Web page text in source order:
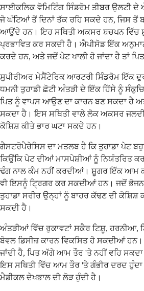
ਸਾਈਕਲਿਕ ਵੋਮਿਟਿੰਗ ਸਿੰਡਰੋਮ ਤੀਬਰ ਉਲਟੀ ਦੇ
ਜੋ ਘੰਟਿਆਂ ਤੋਂ ਦਿਨਾਂ ਤੱਕ ਰਹਿ ਸਕਦੇ ਹਨ, ਜਿਸ
ਆਉਂਦੇ ਹਨ। ਇਹ ਸਥਿਤੀ ਅਕਸਰ ਬਚਪਨ ਵਿੱਚ
ਪ੍ਰਭਾਵਿਤ ਕਰ ਸਕਦੀ ਹੈ। ਐਪੀਸੋਡ ਇੱਕ
ਕਰਦੇ ਹਨ, ਅਤੇ ਜਦੋਂ ਪੇਟ ਖਾਲੀ ਹੋ ਜਾਂਦਾ ਹੈ ਤਾਂ
ਸੁਪੀਰੀਅਰ ਮੇਸੈਂਟੇਰਿਕ ਆਰਟਰੀ ਸਿੰਡਰੋਮ ਇੱਕ
ਧਮਨੀ ਤੁਹਾਡੀ ਛੋਟੀ ਅੰਤੜੀ ਦੇ ਇੱਕ ਹਿੱਸੇ ਨੂੰ
ਪਿਤ ਨੂੰ ਵਾਪਸ ਆਉਣ ਦਾ ਕਾਰਨ ਬਣ ਸਕਦਾ ਹੈ
ਸਕਦਾ ਹੈ। ਇਸ ਸਥਿਤੀ ਵਾਲੇ ਲੋਕ ਅਕਸਰ
ਕੋਸ਼ਿਸ਼ ਕੀਤੇ ਭਾਰ ਘਟਾ ਸਕਦੇ ਹਨ।
ਗੈਸਟਰੋਪੈਰੇਸਿਸ ਦਾ ਮਤਲਬ ਹੈ ਕਿ ਤੁਹਾਡਾ ਪੇਟ
ਕਿਉਂਕਿ ਪੇਟ ਦੀਆਂ ਮਾਸਪੇਸ਼ੀਆਂ ਨੂੰ ਨਿਯੰਤਰਿਤ
ਢੰਗ ਨਾਲ ਕੰਮ ਨਹੀਂ ਕਰਦੀਆਂ। ਸ਼ੂਗਰ ਇੱਕ ਆਮ
ਵੀ ਇਸਨੂੰ ਟ੍ਰਿਗਰ ਕਰ ਸਕਦੀਆਂ ਹਨ। ਜਦੋਂ
ਤੁਹਾਡਾ ਸਰੀਰ ਉਨ੍ਹਾਂ ਨੂੰ ਬਾਹਰ ਕੱਢਣ ਦੀ ਕੋਸ਼ਿਸ਼
ਸਕਦੀ ਹੈ।
ਅੰਤੜੀਆਂ ਵਿੱਚ ਰੁਕਾਵਟਾਂ ਸਕੈਰ ਟਿਸ਼ੂ, ਹਰਨੀਆ,
ਬੋਵਲ ਡਿਸੀਜ਼ ਕਾਰਨ ਵਿਕਸਿਤ ਹੋ ਸਕਦੀਆਂ
ਜਾਂਦੀ ਹੈ, ਪਿਤ ਅੱਗੇ ਆਮ ਤੌਰ 'ਤੇ ਨਹੀਂ ਵਹਿ
ਇਸ ਸਥਿਤੀ ਵਿੱਚ ਆਮ ਤੌਰ 'ਤੇ ਗੰਭੀਰ ਦਰਦ
ਮੈਡੀਕਲ ਦੇਖਭਾਲ ਦੀ ਲੋੜ ਹੁੰਦੀ ਹੈ।